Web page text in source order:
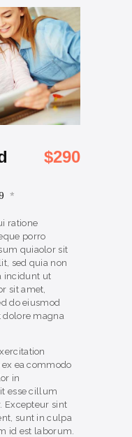
$290
ratione
porro
quiaolor sit
sed quia non
incidunt ut
sit amet,
do eiusmod
magna
ea commodo
in
esse cillum
Excepteur sint
sunt in culpa
id est laborum.